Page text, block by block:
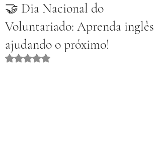
🤝 Dia Nacional do
Voluntariado: Aprenda inglês
ajudando o próximo!
Rated NaN out of 5 stars.